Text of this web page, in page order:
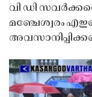
വി ഡി
മഞ്ചേശ്വരം